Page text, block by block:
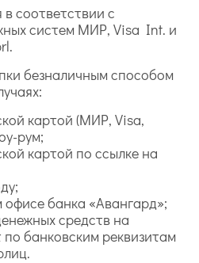
соответствии с
систем МИР, Visa Int. и
безналичным способом
картой (МИР, Visa,
рум;
картой по ссылке на
банка «Авангард»;
средств на
банковским реквизитам